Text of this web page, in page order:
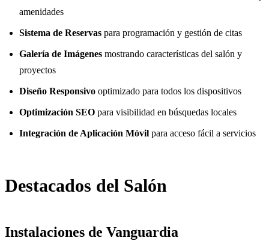
amenidades
Sistema de Reservas para programación y gestión de citas
Galería de Imágenes mostrando características del salón y
proyectos
Diseño Responsivo optimizado para todos los dispositivos
Optimización SEO para visibilidad en búsquedas locales
Integración de Aplicación Móvil para acceso fácil a servicios
Destacados del Salón
Instalaciones de Vanguardia